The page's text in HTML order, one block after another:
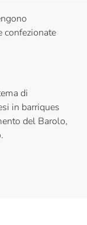
confezionate
di
in barriques
del Barolo,
dare un tocco